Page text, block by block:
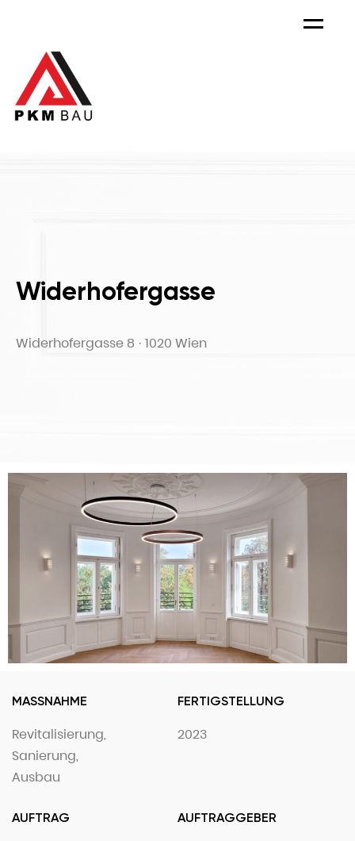
Menu
Widerhofergasse
Widerhofergasse 8 · 1020 Wien
MASSNAHME
Revitalisierung,
Sanierung,
Ausbau
FERTIGSTELLUNG
2023
AUFTRAG AUFTRAGGEBER